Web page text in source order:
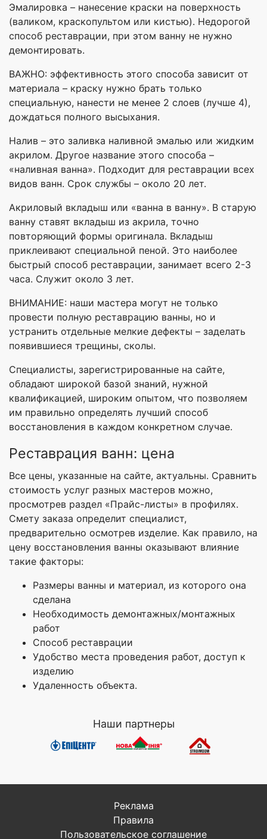
Эмалировка – нанесение краски на поверхность
(валиком, краскопультом или кистью). Недорогой
способ реставрации, при этом ванну не нужно
демонтировать.
ВАЖНО: эффективность этого способа зависит от
материала – краску нужно брать только
специальную, нанести не менее 2 слоев (лучше 4),
дождаться полного высыхания.
Налив – это заливка наливной эмалью или жидким
акрилом. Другое название этого способа –
«наливная ванна». Подходит для реставрации всех
видов ванн. Срок службы – около 20 лет.
Акриловый вкладыш или «ванна в ванну». В старую
ванну ставят вкладыш из акрила, точно
повторяющий формы оригинала. Вкладыш
приклеивают специальной пеной. Это наиболее
быстрый способ реставрации, занимает всего 2-3
часа. Служит около 3 лет.
ВНИМАНИЕ: наши мастера могут не только
провести полную реставрацию ванны, но и
устранить отдельные мелкие дефекты – заделать
появившиеся трещины, сколы.
Специалисты, зарегистрированные на сайте,
обладают широкой базой знаний, нужной
квалификацией, широким опытом, что позволяем
им правильно определять лучший способ
восстановления в каждом конкретном случае.
Реставрация ванн: цена
Все цены, указанные на сайте, актуальны. Сравнить
стоимость услуг разных мастеров можно,
просмотрев раздел «Прайс-листы» в профилях.
Смету заказа определит специалист,
предварительно осмотрев изделие. Как правило, на
цену восстановления ванны оказывают влияние
такие факторы:
Размеры ванны и материал, из которого она
сделана
Необходимость демонтажных/монтажных
работ
Способ реставрации
Удобство места проведения работ, доступ к
изделию
Удаленность объекта.
Наши партнеры
Реклама
Правила
Пользовательское соглашение